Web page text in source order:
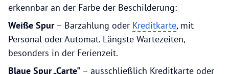
erkennbar an der Farbe der Beschilderung:
Weiße Spur– Barzahlung oder Kreditkarte, mit
Personal oder Automat. Längste Wartezeiten,
besonders in der Ferienzeit.
Blaue Spur „Carte" – ausschließlich Kreditkarte oder